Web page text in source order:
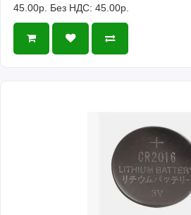
45.00р. Без НДС: 45.00р.